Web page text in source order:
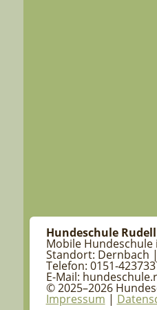
Hundeschule
Mobile Hundeschule
Standort: Dernbach
Telefon: 0151-
E-Mail:
© 2025–2026
Impressum |